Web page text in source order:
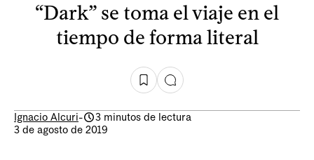
“Dark” se toma el viaje en el
tiempo de forma literal
Ignacio Alcuri-
3 minutos de lectura
3 de agosto de 2019